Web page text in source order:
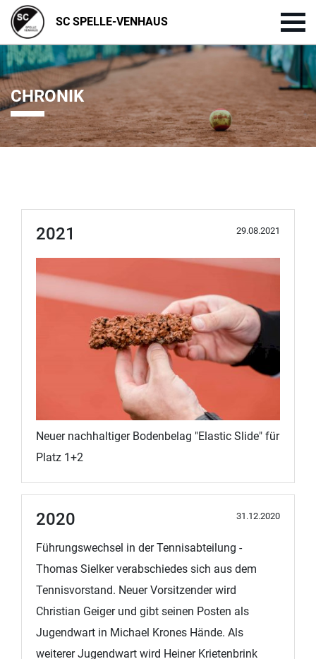
SC SPELLE-VENHAUS
CHRONIK
29.08.2021
2021
Neuer nachhaltiger Bodenbelag "Elastic Slide" für
Platz 1+2
31.12.2020
2020
Führungswechsel in der Tennisabteilung -
Thomas Sielker verabschiedes sich aus dem
Tennisvorstand. Neuer Vorsitzender wird
Christian Geiger und gibt seinen Posten als
Jugendwart in Michael Krones Hände. Als
weiterer Jugendwart wird Heiner Krietenbrink